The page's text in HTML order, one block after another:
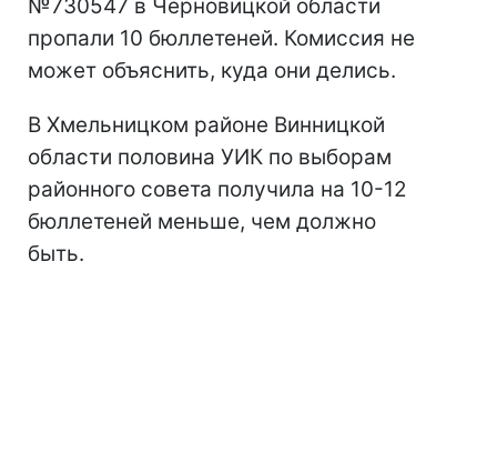
№730547 в Черновицкой области
пропали 10 бюллетеней. Комиссия не
может объяснить, куда они делись.
В Хмельницком районе Винницкой
области половина УИК по выборам
районного совета получила на 10-12
бюллетеней меньше, чем должно
быть.